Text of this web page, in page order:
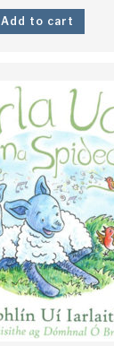
Add to cart